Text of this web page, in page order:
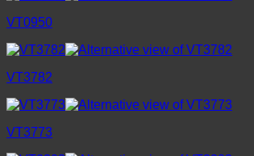
VT0950
VT3782
VT3773